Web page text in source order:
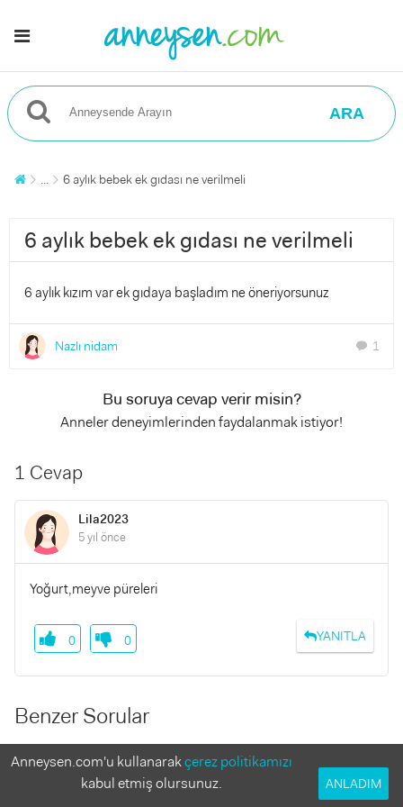
ARA
... 6 aylık bebek ek gıdası ne verilmeli
6 aylık bebek ek gıdası ne verilmeli
6 aylık kızım var ek gıdaya başladım ne öneriyorsunuz
Nazlı nidam chat 1
Bu soruya cevap verir misin?
Anneler deneyimlerinden faydalanmak istiyor!
1 Cevap
Lila2023
5 yıl önce
Yoğurt,meyve püreleri
YANITLA
0 0
Benzer Sorular
Cvp verdiğiniz için çok teşşekkür ederim 1 Yanıt
Anneysen.com'u kullanarakçerez politikamızı
kabul etmiş olursunuz.
ANLADIM